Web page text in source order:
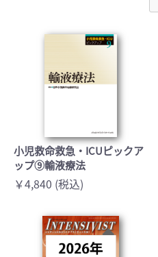
小児救命救急・ICUピックア
ップ⑨輸液療法
￥4,840 (税込)